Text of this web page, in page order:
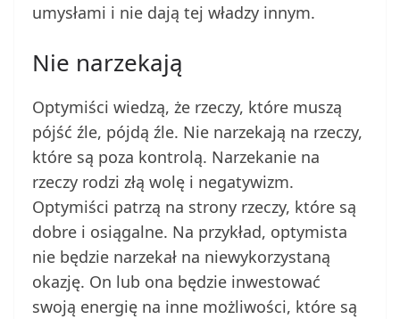
umysłami i nie dają tej władzy innym.
Nie narzekają
Optymiści wiedzą, że rzeczy, które muszą
pójść źle, pójdą źle. Nie narzekają na rzeczy,
które są poza kontrolą. Narzekanie na
rzeczy rodzi złą wolę i negatywizm.
Optymiści patrzą na strony rzeczy, które są
dobre i osiągalne. Na przykład, optymista
nie będzie narzekał na niewykorzystaną
okazję. On lub ona będzie inwestować
swoją energię na inne możliwości, które są